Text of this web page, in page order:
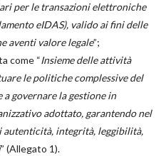
per le transazioni elettroniche
eIDAS), valido ai fini delle
aventi valore legale”;
come “Insieme delle attività
le politiche complessive del
a governare la gestione in
adottato, garantendo nel
autenticità, integrità, leggibilità,
” (Allegato 1).